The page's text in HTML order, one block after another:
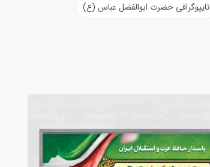
تایپوگرافی حضرت ابوالفضل عباس (ع)